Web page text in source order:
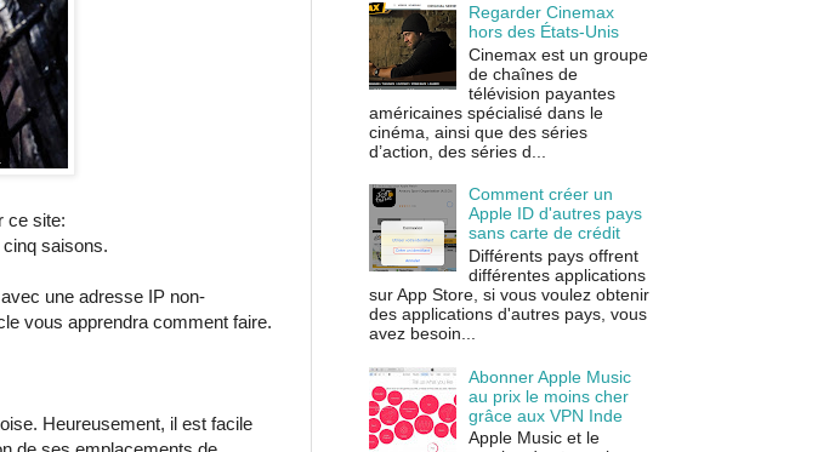
ce site:
saisons.
une adresse IP non-
vous apprendra comment faire.
Heureusement, il est facile
Regarder Cinemax
hors des États-Unis
Cinemax est un groupe
de chaînes de
télévision payantes
américaines spécialisé dans le
cinéma, ainsi que des séries
d’action, des séries d...
Comment créer un
Apple ID d'autres pays
sans carte de crédit
Différents pays offrent
différentes applications
sur App Store, si vous voulez obtenir
des applications d'autres pays, vous
avez besoin...
Abonner Apple Music
au prix le moins cher
grâce aux VPN Inde
Apple Music et le